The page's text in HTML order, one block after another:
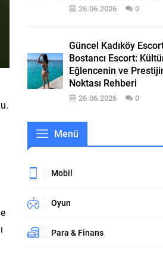
26.06.2026 0
Güncel Kadıköy
Bostancı Escort:
Eğlencenin ve
Noktası Rehberi
26.06.2026 0
Menü
Mobil
Oyun
Para & Finans